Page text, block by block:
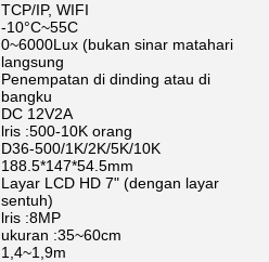
TCP/IP, WIFI
-10°C~55C
0~6000Lux (bukan sinar matahari
langsung
Penempatan di dinding atau di
bangku
DC 12V2A
lris :500-10K orang
D36-500/1K/2K/5K/10K
188.5*147*54.5mm
Layar LCD HD 7" (dengan layar
sentuh)
lris :8MP
ukuran :35~60cm
1,4~1,9m